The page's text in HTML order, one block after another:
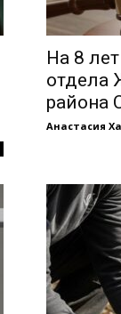
На 8
отдела
района
Анастасия